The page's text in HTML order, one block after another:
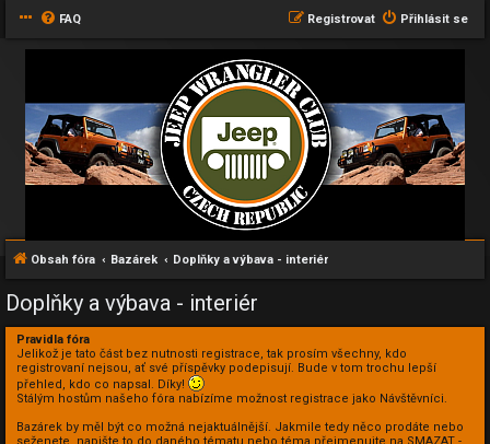
FAQ Přihlásit se
Registrovat
Obsah fóra Bazárek Doplňky a výbava - interiér
Doplňky a výbava - interiér
Pravidla fóra
Jelikož je tato část bez nutnosti registrace, tak prosím všechny, kdo
registrovaní nejsou, ať své příspěvky podepisují. Bude v tom trochu lepší
přehled, kdo co napsal. Díky!
Stálým hostům našeho fóra nabízíme možnost registrace jako Návštěvníci.
Bazárek by měl být co možná nejaktuálnější. Jakmile tedy něco prodáte nebo